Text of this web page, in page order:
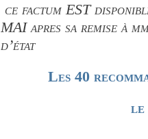
ce factum EST
MAI apres sa remise à
d’état
Les 40
le